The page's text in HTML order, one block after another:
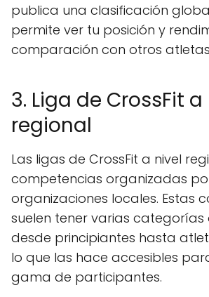
publica una clasificación
permite ver tu posición y
comparación con otros
3. Liga de CrossFit
regional
Las ligas de CrossFit a nivel
competencias organizadas
organizaciones locales. Estas
suelen tener varias
desde principiantes hasta
lo que las hace accesibles
gama de participantes.